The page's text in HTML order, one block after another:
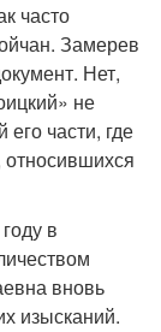
часто
Замерев
Нет,
не
части, где
в
вновь
изысканий.